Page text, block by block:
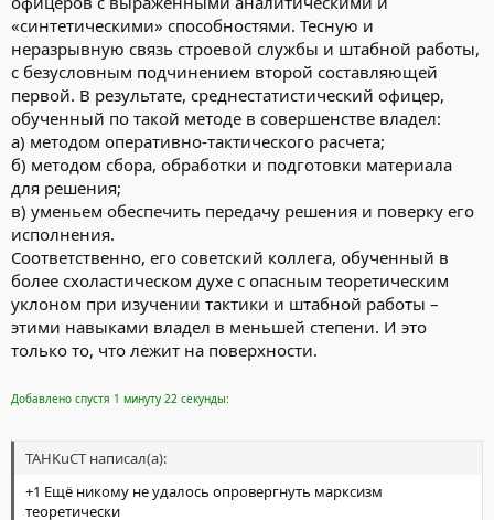
«синтетическими» способностями. Тесную и
неразрывную связь строевой службы и штабной работы,
с безусловным подчинением второй составляющей
первой. В результате, среднестатистический офицер,
обученный по такой методе в совершенстве владел:
а) методом оперативно-тактического расчета;
б) методом сбора, обработки и подготовки материала
для решения;
в) уменьем обеспечить передачу решения и поверку его
исполнения.
Соответственно, его советский коллега, обученный в
более схоластическом духе с опасным теоретическим
уклоном при изучении тактики и штабной работы –
этими навыками владел в меньшей степени. И это
только то, что лежит на поверхности.
Добавлено спустя 1 минуту 22 секунды:
TAHKuCT написал(а):
+1 Ещё никому не удалось опровергнуть марксизм
теоретически